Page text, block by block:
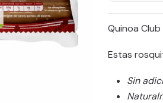
Quinoa
Estas
Sin